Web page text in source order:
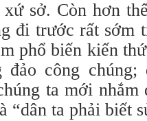
sở. Còn hơn
đi trước rất sớm
phổ biến kiến
đảo công
ta mới nhắm
“dân ta phải biết